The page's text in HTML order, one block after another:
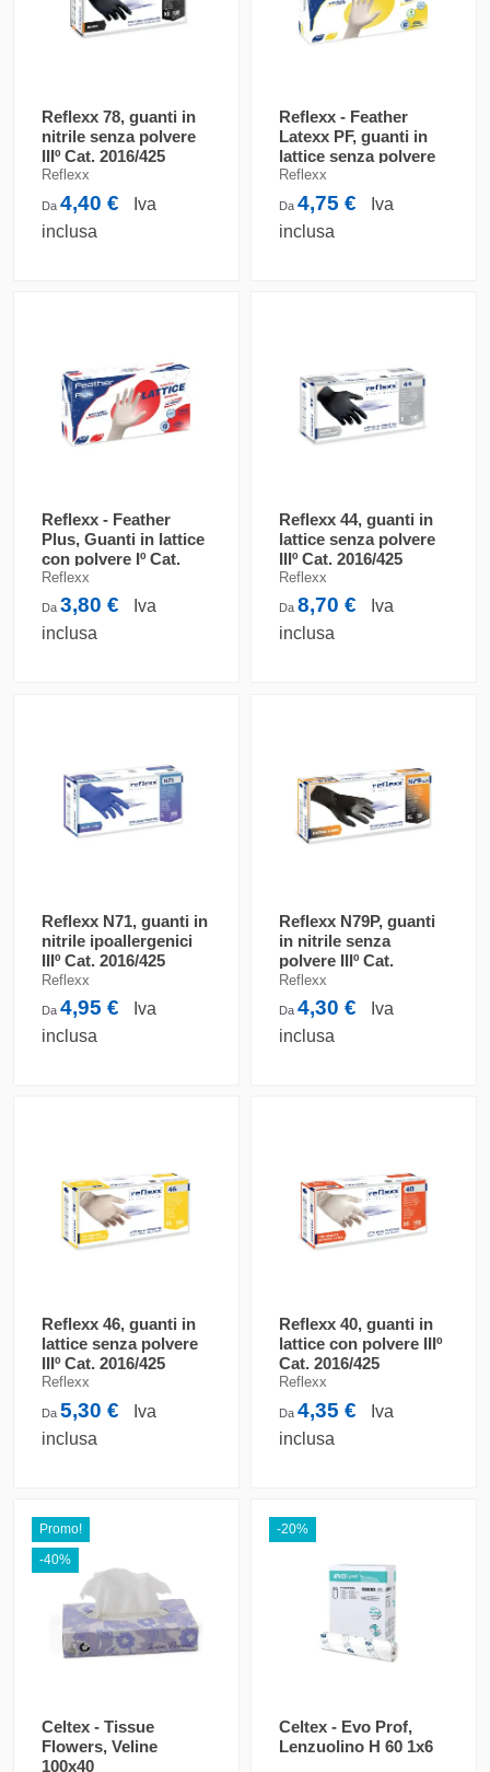
Reflexx 78, guanti in
nitrile senza polvere
IIIº Cat. 2016/425
Reflexx
Da4,40 €
Iva
inclusa
Reflexx - Feather
Latexx PF, guanti in
lattice senza polvere
Iº Cat. 2016/425
Reflexx
Da4,75 €
Iva
inclusa
Reflexx - Feather
Plus, Guanti in lattice
con polvere Iº Cat.
2016/425
Reflexx
Da3,80 €
Iva
inclusa
Reflexx 44, guanti in
lattice senza polvere
IIIº Cat. 2016/425
Reflexx
Da8,70 €
Iva
inclusa
Reflexx N71, guanti in
nitrile ipoallergenici
IIIº Cat. 2016/425
Reflexx
Da4,95 €
Iva
inclusa
Reflexx N79P, guanti
in nitrile senza
polvere IIIº Cat.
2016/425
Reflexx
Da4,30 €
Iva
inclusa
Reflexx 46, guanti in
lattice senza polvere
IIIº Cat. 2016/425
Reflexx
Da5,30 €
Iva
inclusa
Reflexx 40, guanti in
lattice con polvere IIIº
Cat. 2016/425
Reflexx
Da4,35 €
Iva
inclusa
Promo!
-40%
Celtex - Tissue
Flowers, Veline
100x40
-20%
Celtex - Evo Prof,
Lenzuolino H 60 1x6